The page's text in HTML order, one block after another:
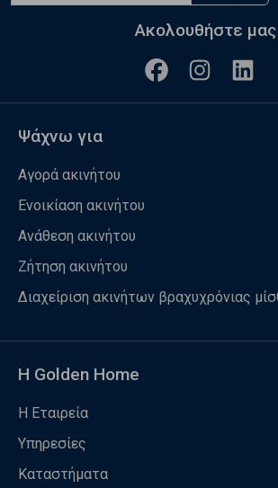
Ακολουθήστε μας
Ψάχνω για
Αγορά ακινήτου
Ενοικίαση ακινήτου
Ανάθεση ακινήτου
Ζήτηση ακινήτου
Διαχείριση ακινήτων βραχυχρόνιας
Η Golden Home
Η Εταιρεία
Υπηρεσίες
Καταστήματα